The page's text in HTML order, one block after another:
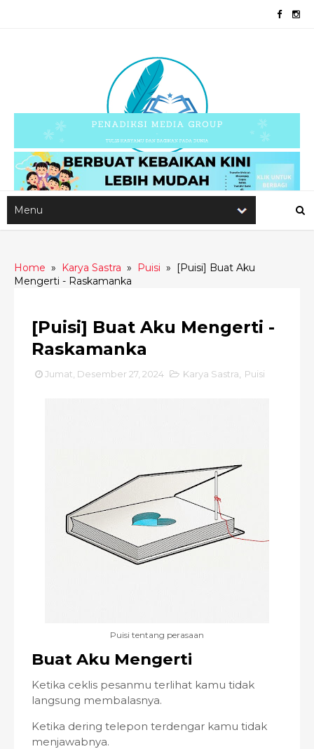
Home » Karya Sastra » Puisi » [Puisi] Buat Aku
Mengerti - Raskamanka
[Puisi] Buat Aku Mengerti -
Raskamanka
Jumat, Desember 27, 2024 Karya Sastra Puisi
Puisi tentang perasaan
Buat Aku Mengerti
Ketika ceklis pesanmu terlihat kamu tidak
langsung membalasnya.
Ketika dering telepon terdengar kamu tidak
menjawabnya.